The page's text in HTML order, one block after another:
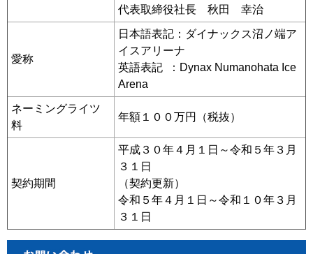
代表取締役社長 秋田 幸治
愛称
日本語表記：ダイナックス沼ノ端ア
イスアリーナ
英語表記 ：Dynax Numanohata Ice
Arena
ネーミングライツ
料
年額１００万円（税抜）
契約期間
平成３０年４月１日～令和５年３月
３１日
（契約更新）
令和５年４月１日～令和１０年３月
３１日